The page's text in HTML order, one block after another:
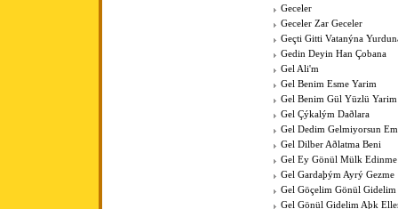
Geceler
Geceler Zar Geceler
Geçti Gitti Vatanýna
Gedin Deyin Han Çobana
Gel Ali'm
Gel Benim Esme Yarim
Gel Benim Gül Yüzlü Yarim
Gel Çýkalým Daðlara
Gel Dedim Gelmiyorsun
Gel Dilber Aðlatma Beni
Gel Ey Gönül Mülk
Gel Gardaþým Ayrý Gezme
Gel Göçelim Gönül Gidelim
Gel Gönül Gidelim Aþk